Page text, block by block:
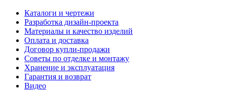
Каталоги и чертежи
Разработка дизайн-проекта
Материалы и качество изделий
Оплата и доставка
Договор купли-продажи
Советы по отделке и монтажу
Хранение и эксплуатация
Гарантия и возврат
Видео